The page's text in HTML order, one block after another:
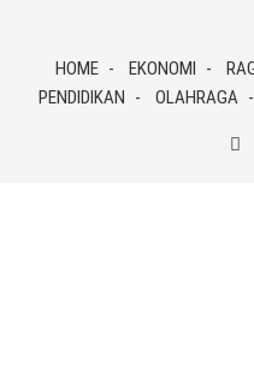
contentHOME EKONOMI
PENDIDIKAN
OLAHRAGA